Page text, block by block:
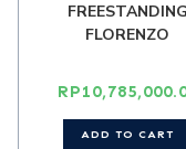
FREESTANDING
FLORENZO
RP
ADD TO CART